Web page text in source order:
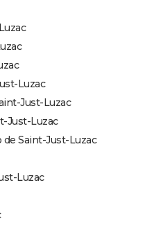
Luzac
Just-Luzac
Just-Luzac
Saint-Just-Luzac
Luzac